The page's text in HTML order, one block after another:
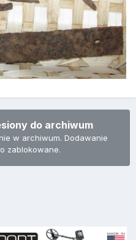
do archiwum
w archiwum. Dodawanie
zablokowane.